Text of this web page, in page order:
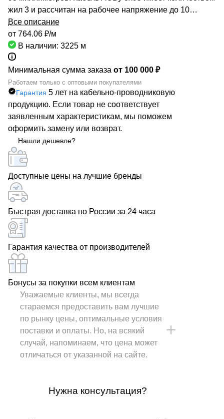
жил 3 и рассчитан на рабочее напряжение до 10
киловольт. Качество продукции подтверждено
сертификатами производителей и Госстандарта. Мы
гарантируем низкие цены за счет сотрудничества с
такими предприятиями, как ОАО «СЕВКАБЕЛЬ», ОАО
«КАМКАБЕЛЬ», ОАО «ЭКЗ». Каталог компании
насчитывает более 70000 маркоразмеров кабельно-
проводниковой продукции. Быстрая доставка кабеля
АСБу 3х95 обеспечивается большой сетью
собственных складов по всей России. РОСКАБ – ваш
надежный партнер!
Все описание
от 764.06 ₽/м
В наличии: 3225 м
Минимальная сумма заказа от 100 000 ₽
Работаем только с оптовыми покупателями
Гарантия 5 лет на кабельно-проводниковую
продукцию. Если товар не соответствует
заявленным характеристикам, мы поможем
оформить замену или возврат.
Нашли дешевле?
Доступные цены на лучшие бренды
Быстрая доставка по России за 24 часа
Гарантия качества от производителей
Бонусы за покупки всем клиентам
Уважаемые клиенты, мы всегда
стараемся предоставить вам лучшие
по рынку цены, оптимальные условия
поставки и оплаты. Но, на всякий
случай, напоминаем, что цена может
отличаться от указанной на сайте.
Нужна консультация?